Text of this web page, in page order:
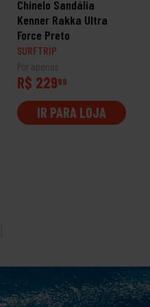
Chinelo Sandália
Kenner Rakka Ultra
Force Preto
SURFTRIP
Por apenas
R$ 22999
IR PARA LOJA